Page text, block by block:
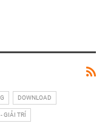
DOWNLOAD
GIẢI TRÍ